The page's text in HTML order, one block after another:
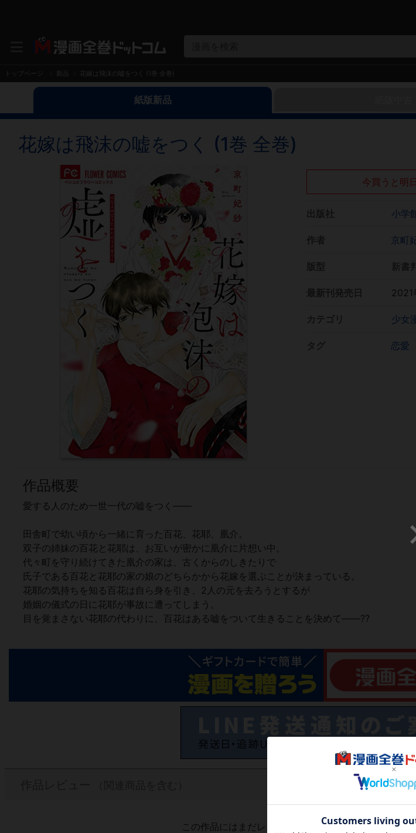
トップページ 花嫁は飛沫の嘘をつく (1巻 全巻)
紙版新品
花嫁は飛沫の嘘をつく (1巻 全巻)
今買うと明
小学
京町
新書
2021
少女
恋愛
作品概要
愛する人のため一世一代の嘘をつく――
田舎町で幼い頃から一緒に育った百花、花耶、凰介。
双子の姉妹の百花と花耶は、お互いが密かに凰介に片想い中。
代々町を守り続けてきた凰介の家は、古くからのしきたりで
氏子である百花と花耶の家の娘のどちらかから花嫁を選ぶことが決まっている。
花耶の気持ちを知る百花は自ら身を引き、2人の元を去ろうとするが
婚姻の儀式の日に花耶が事故に遭ってしまう。
目を覚まさない花耶の代わりに、百花はある嘘をついて生きることを決めて――??
この作品にはまだレビューがありません。 今後読まれ